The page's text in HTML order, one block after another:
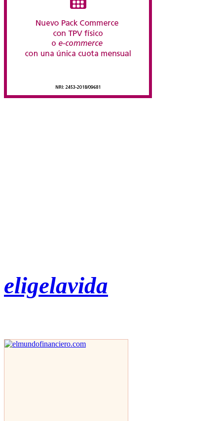
eligelavida